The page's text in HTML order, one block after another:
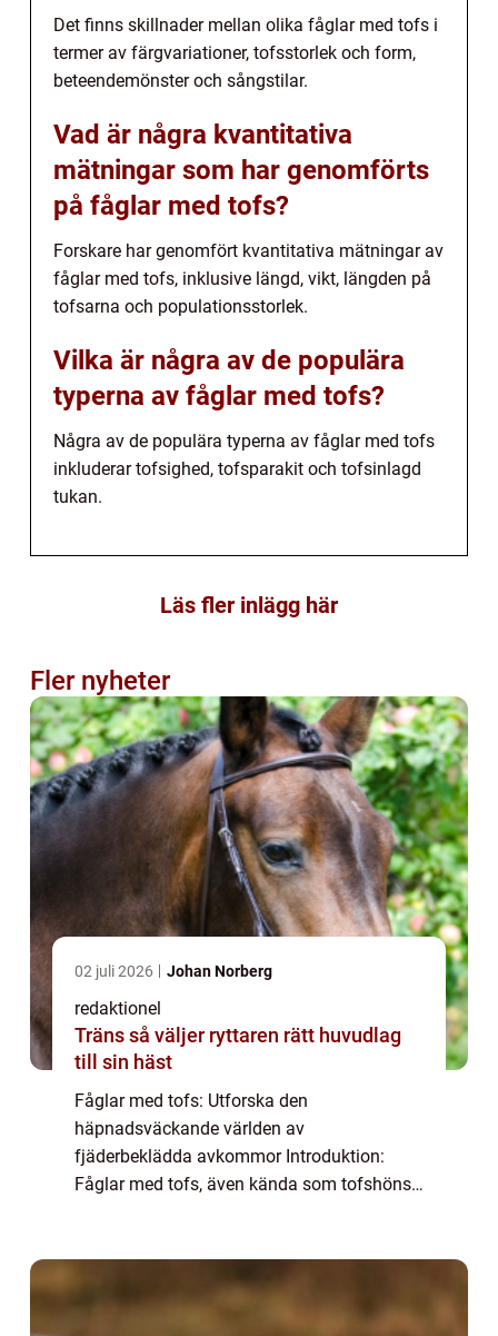
Det finns skillnader mellan olika fåglar med tofs i
termer av färgvariationer, tofsstorlek och form,
beteendemönster och sångstilar.
Vad är några kvantitativa
mätningar som har genomförts
på fåglar med tofs?
Forskare har genomfört kvantitativa mätningar av
fåglar med tofs, inklusive längd, vikt, längden på
tofsarna och populationsstorlek.
Vilka är några av de populära
typerna av fåglar med tofs?
Några av de populära typerna av fåglar med tofs
inkluderar tofsighed, tofsparakit och tofsinlagd
tukan.
Läs fler inlägg här
Fler nyheter
02 juli 2026 Johan Norberg
redaktionel
Träns så väljer ryttaren rätt huvudlag
till sin häst
Fåglar med tofs: Utforska den
häpnadsväckande världen av
fjäderbeklädda avkommor Introduktion:
Fåglar med tofs, även kända som tofshöns,